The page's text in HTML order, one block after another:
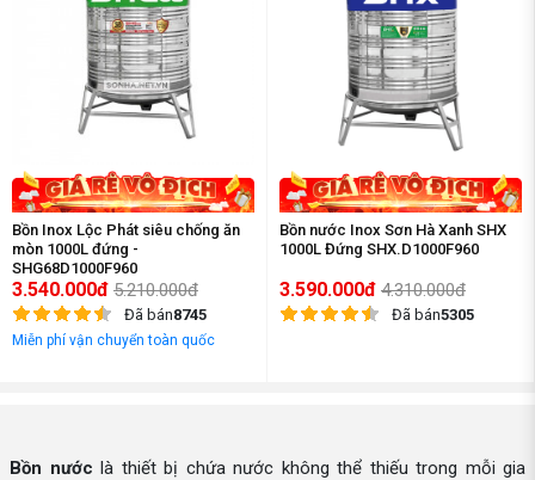
Bồn Inox Lộc Phát siêu chống ăn
mòn 1000L đứng -
SHG68D1000F960
3.540.000đ 5.210.000đ
Đã bán8745
Miễn phí vận chuyển toàn quốc
Bồn nước Inox Sơn Hà Xanh SHX
1000L Đứng SHX.D1000F960
3.590.000đ 4.310.000đ
Đã bán5305
Bồn nước là thiết bị chứa nước không thể thiếu trong mỗi gia